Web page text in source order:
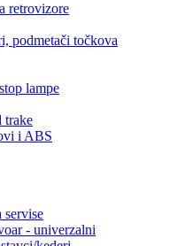
retrovizore
podmetači točkova
lampe
trake
i ABS
servise
- univerzalni